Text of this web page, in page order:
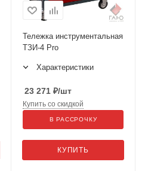
Тележка инструментальная
ТЗИ-4 Pro
Характеристики
23 271 ₽/шт
КУПИТЬ
Купить со скидкой
В РАССРОЧКУ